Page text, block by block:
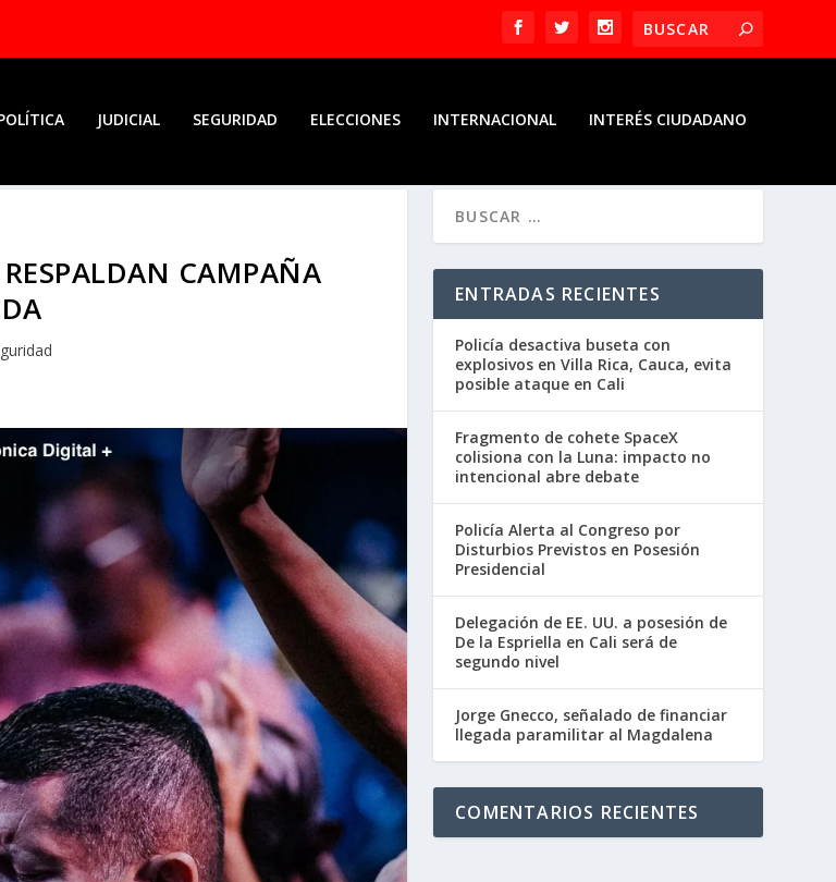
JUDICIAL SEGURIDAD ELECCIONES INTERNACIONAL INTERÉS CIUDADANO
CAMPAÑA
ENTRADAS RECIENTES
Policía desactiva buseta con
explosivos en Villa Rica, Cauca, evita
posible ataque en Cali
Fragmento de cohete SpaceX
colisiona con la Luna: impacto no
intencional abre debate
Policía Alerta al Congreso por
Disturbios Previstos en Posesión
Presidencial
Delegación de EE. UU. a posesión de
De la Espriella en Cali será de
segundo nivel
Jorge Gnecco, señalado de financiar
llegada paramilitar al Magdalena
COMENTARIOS RECIENTES